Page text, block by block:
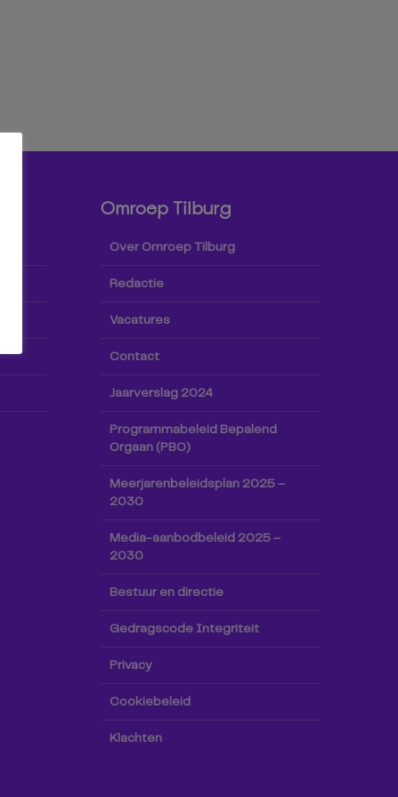
Omroep Tilburg
Over Omroep Tilburg
Redactie
Vacatures
Contact
Jaarverslag 2024
Programmabeleid Bepalend
Orgaan (PBO)
Meerjarenbeleidsplan 2025 –
2030
Media-aanbodbeleid 2025 –
2030
Bestuur en directie
Gedragscode Integriteit
Privacy
Cookiebeleid
Klachten